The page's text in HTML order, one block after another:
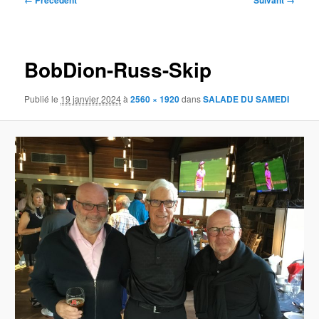
BobDion-Russ-Skip
Publié le 19 janvier 2024à2560 × 1920dansSALADE DU SAMEDI